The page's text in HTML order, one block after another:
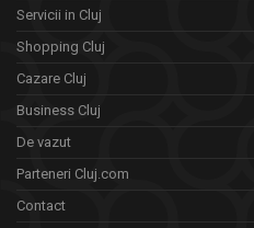
Servicii in Cluj
Shopping Cluj
Cazare Cluj
Business Cluj
De vazut
Parteneri Cluj.com
Contact